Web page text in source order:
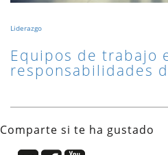
Liderazgo
Equipos de trabajo
responsabilidades
Comparte si te ha gustado